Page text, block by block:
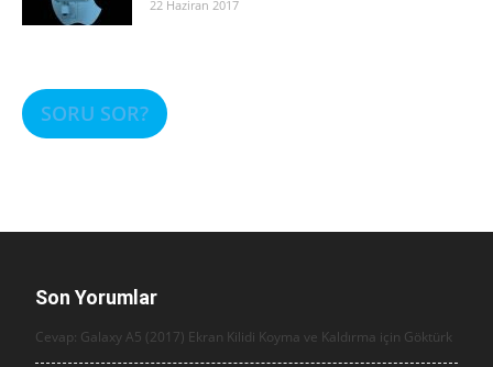
22 Haziran 2017
SORU SOR?
Son Yorumlar
Cevap: Galaxy A5 (2017) Ekran Kilidi Koyma ve Kaldırma için Göktürk